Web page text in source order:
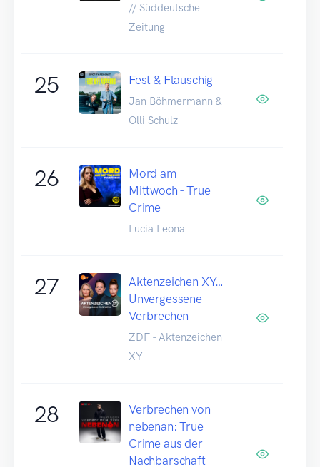
// Süddeutsche
Zeitung
25 Fest & Flauschig
Jan Böhmermann &
Olli Schulz
26
Mord am
Mittwoch - True
Crime
Lucia Leona
27
Aktenzeichen XY…
Unvergessene
Verbrechen
ZDF - Aktenzeichen
XY
28
Verbrechen von
nebenan: True
Crime aus der
Nachbarschaft